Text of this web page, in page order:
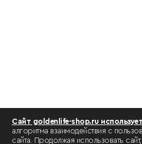
Сайт goldenlife-shop.ru
алгоритма взаимодействия с
сайта. Продолжая использовать